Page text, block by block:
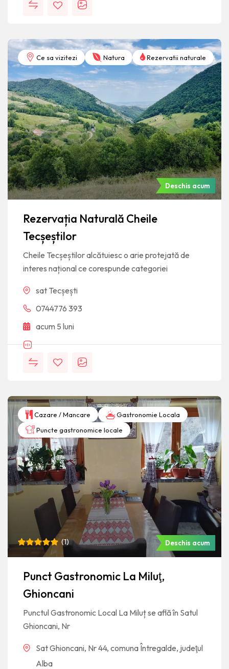
Ce sa vizitezi Natura Rezervatii naturale
Deschis acum
Rezervația Naturală Cheile
Tecșeștilor
Cheile Tecșeștilor alcătuiesc o arie protejată de
interes național ce corespunde categoriei
sat Tecșești
0744776 393​
acum 5 luni
Cazare / Mancare
Gastronomie Locala
Puncte gastronomice locale
Deschis acum
5
based on
customer
(1)
Punct Gastronomic La Miluţ,
Ghioncani
Punctul Gastronomic Local La Miluț se află în Satul
Ghioncani, Nr
Sat Ghioncani, Nr 44, comuna Întregalde, judeţul
Alba